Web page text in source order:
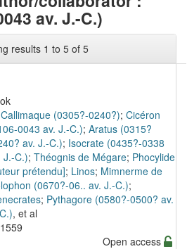
av. J.-C.)
results 1 to 5 of 5
Callimaque (0305?-0240?); Cicéron
0043 av. J.-C.); Aratus (0315?
av. J.-C.); Isocrate (0435?-0338
J.-C.); Théognis de Mégare; Phocylide
prétendu]; Linos; Mimnerme de
(0670?-06.. av. J.-C.);
; Pythagore (0580?-0500? av.
, et al
Open access